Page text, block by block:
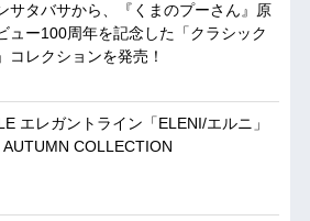
サタバサから、『くまのプーさん』原
ュー100周年を記念した「クラシック
コレクションを発売！
エレガントライン「ELENI/エルニ」
COLLECTION